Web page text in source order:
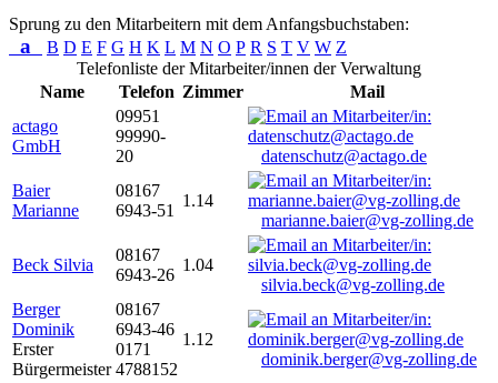
Sprung zu den Mitarbeitern mit dem Anfangsbuchstaben:
a B D E F G H K L M N O P R S T V W Z
Telefonliste der Mitarbeiter/innen der Verwaltung
Name
Telefon Zimmer
Mail
actago
GmbH
09951
99990-
20
datenschutz@actago.de
Baier
Marianne
08167
6943-51
1.14
marianne.baier@vg-zolling.de
Beck Silvia
08167
6943-26
1.04
silvia.beck@vg-zolling.de
Berger
Dominik
Erster
Bürgermeister
08167
6943-46
0171
4788152
1.12
dominik.berger@vg-zolling.de